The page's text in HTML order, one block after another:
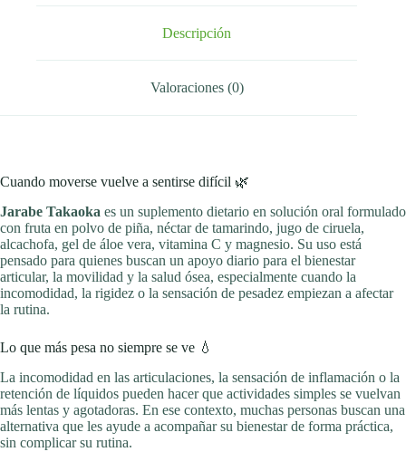
Descripción
Valoraciones (0)
Cuando moverse vuelve a sentirse difícil 🌿
Jarabe Takaoka es un suplemento dietario en solución oral formulado
con fruta en polvo de piña, néctar de tamarindo, jugo de ciruela,
alcachofa, gel de áloe vera, vitamina C y magnesio. Su uso está
pensado para quienes buscan un apoyo diario para el bienestar
articular, la movilidad y la salud ósea, especialmente cuando la
incomodidad, la rigidez o la sensación de pesadez empiezan a afectar
la rutina.
Lo que más pesa no siempre se ve 💧
La incomodidad en las articulaciones, la sensación de inflamación o la
retención de líquidos pueden hacer que actividades simples se vuelvan
más lentas y agotadoras. En ese contexto, muchas personas buscan una
alternativa que les ayude a acompañar su bienestar de forma práctica,
sin complicar su rutina.